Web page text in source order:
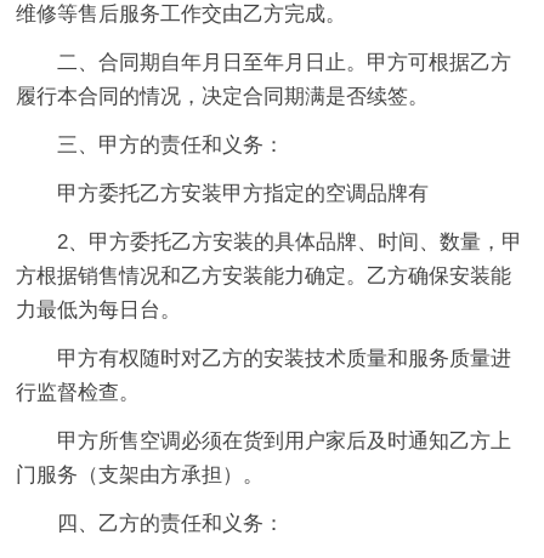
维修等售后服务工作交由乙方完成。
二、合同期自年月日至年月日止。甲方可根据乙方
履行本合同的情况，决定合同期满是否续签。
三、甲方的责任和义务：
甲方委托乙方安装甲方指定的空调品牌有
2、甲方委托乙方安装的具体品牌、时间、数量，甲
方根据销售情况和乙方安装能力确定。乙方确保安装能
力最低为每日台。
甲方有权随时对乙方的安装技术质量和服务质量进
行监督检查。
甲方所售空调必须在货到用户家后及时通知乙方上
门服务（支架由方承担）。
四、乙方的责任和义务：